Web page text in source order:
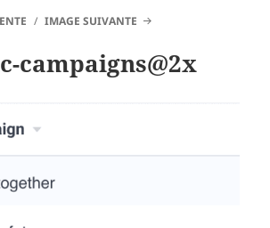
IMAGE SUIVANTE
campaigns@2x